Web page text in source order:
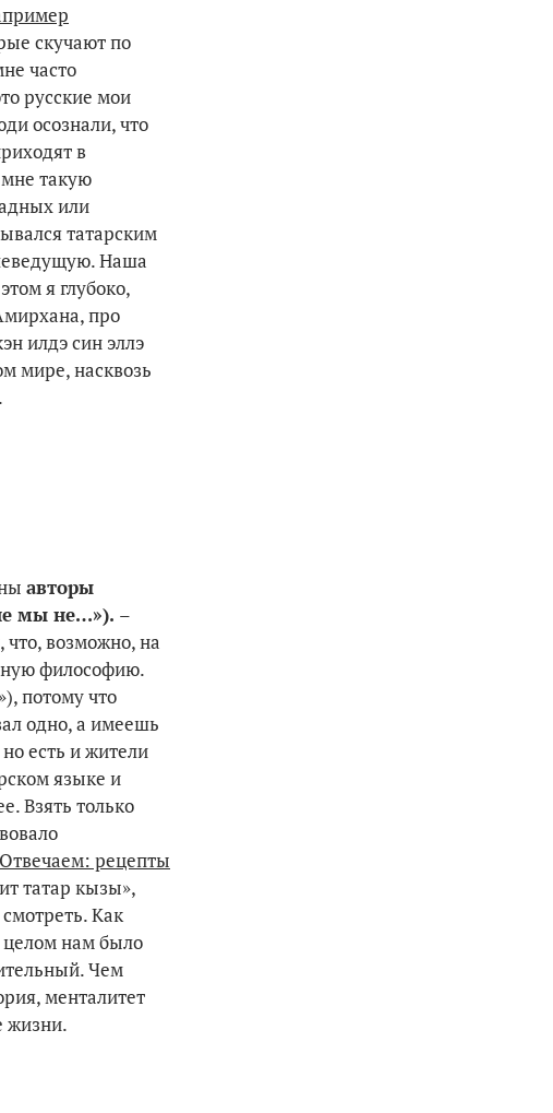
скучают по
часто
русские мои
осознали, что
в
мне такую
или
татарским
Наша
я глубоко,
про
илдэ син эллэ
мире, насквозь
авторы
мы не…»). –
что, возможно, на
философию.
потому что
одно, а имеешь
есть и жители
языке и
Взять только
рецепты
татар кызы»,
Как
нам было
Чем
менталитет
жизни.